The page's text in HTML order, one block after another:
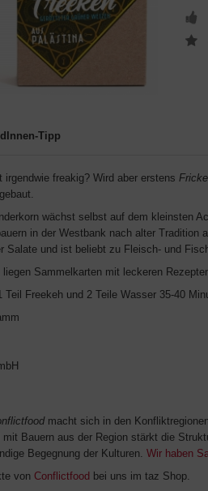
Tipp
irgendwie freakig? Wird aber erstens Fricke
wächst selbst auf dem kleinsten
in der Westbank nach alter
Salate und ist beliebt zu Fleisch- und
Sammelkarten mit leckeren
Teil Freekeh und 2 Teile Wasser 35-40
macht sich in den
mit Bauern aus der Region stärkt die
Begegnung der Kulturen. Wir haben
von Conflictfood bei uns im taz Shop.